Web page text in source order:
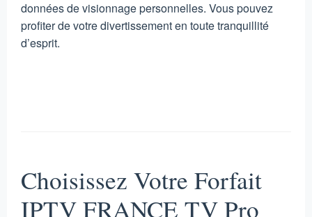
données de visionnage personnelles. Vous pouvez
profiter de votre divertissement en toute tranquillité
d’esprit.
Choisissez Votre Forfait
IPTV FRANCE TV Pro